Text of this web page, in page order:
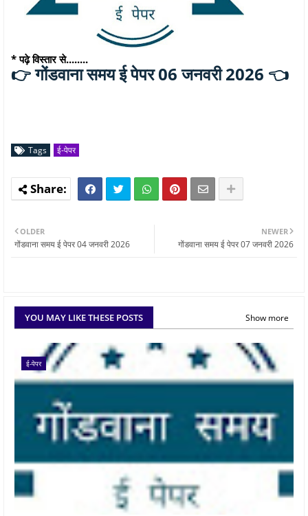
* पढ़े विस्तार से........
👉 गोंडवाना समय ई पेपर 06 जनवरी 2026 👈
Tags ई-पेपर
NEWER
गोंडवाना समय ई पेपर 07 जनवरी 2026
OLDER
गोंडवाना समय ई पेपर 04 जनवरी 2026
YOU MAY LIKE THESE POSTS Show more
ई-पेपर